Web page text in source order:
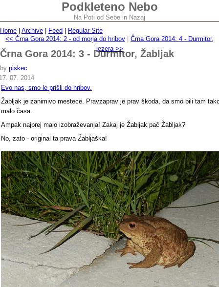
Podkleteno Nebo
Na Poti od Sebe in Nazaj
Home
Archive Feed
Regular Site
<< Črna Gora 2014: 2 - od morja do hribov
Črna Gora 2014: 4 - Durmitor,
jezera >>
Črna Gora 2014: 3 - Durmitor, Žabljak
by piskec
07. 2014
Evo nas, smo le prišli do hribov.
Žabljak je zanimivo mestece. Pravzaprav je prav škoda, da smo bili tam
malo časa.
Ampak najprej malo izobraževanja! Zakaj je Žabljak pač Žabljak?
No, zato - original ta prava Žabljaška!